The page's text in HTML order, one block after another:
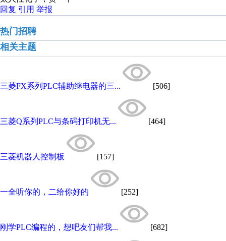
回复 引用 举报
热门招聘
相关主题
三菱FX系列PLC辅助继电器的三... [506]
三菱Q系列PLC与条码打印机无... [464]
三菱机器人控制板 [157]
一全听你的，二给你好的 [252]
刚学PLC编程的，想吧友们帮我... [682]